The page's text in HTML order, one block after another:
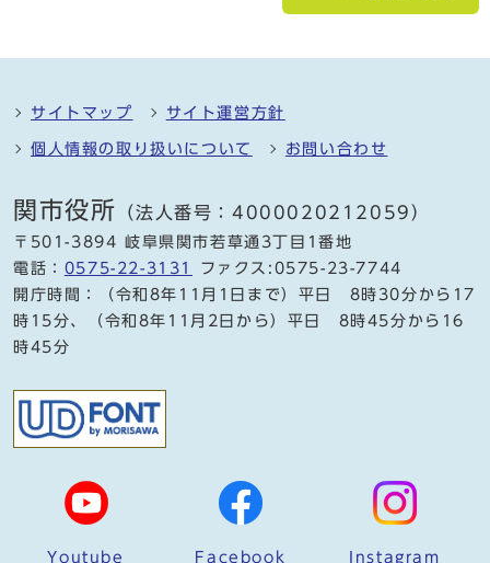
サイトマップ サイト運営方針
個人情報の取り扱いについて お問い合わせ
関市役所 （法人番号：4000020212059）
〒501-3894 岐阜県関市若草通3丁目1番地
電話： 0575-22-3131
ファクス:0575-23-7744
開庁時間：（令和8年11月1日まで）平日 8時30分から17
時15分、（令和8年11月2日から）平日 8時45分から16
時45分
Youtube Facebook Instagram